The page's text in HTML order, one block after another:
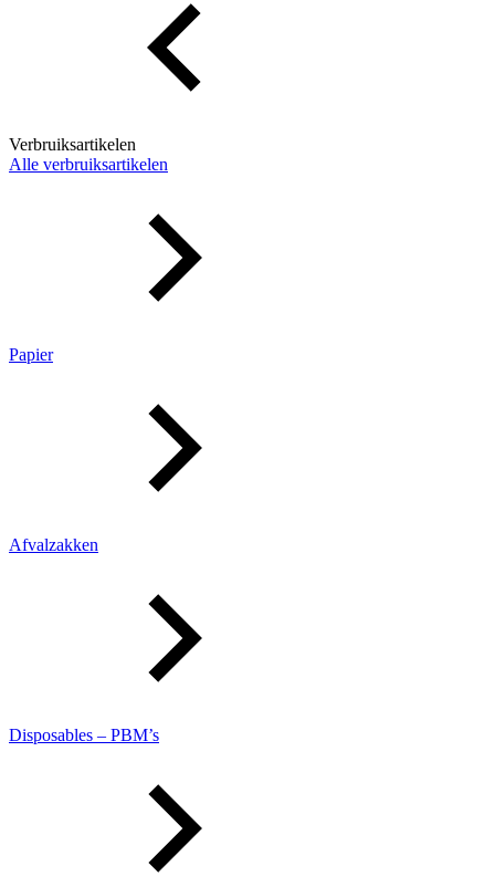
Verbruiksartikelen
Alle verbruiksartikelen
Papier
Afvalzakken
Disposables – PBM’s